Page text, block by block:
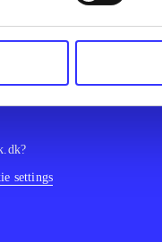
settings